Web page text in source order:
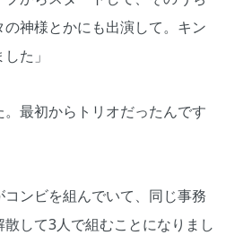
神様とかにも出演して。キン
た」
最初からトリオだったんです
ンビを組んでいて、同じ事務
して3人で組むことになりまし